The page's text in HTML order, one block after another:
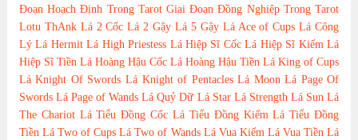
Đoạn Hoạch Định Trong Tarot Giai Đoạn Đồng Nghiệp Trong Tarot
Lotu ThAnk Lá 2 Cốc Lá 2 Gậy Lá 5 Gậy Lá Ace of Cups Lá Công
Lý Lá Hermit Lá High Priestess Lá Hiệp Sĩ Cốc Lá Hiệp Sĩ Kiếm Lá
Hiệp Sĩ Tiền Lá Hoàng Hậu Cốc Lá Hoàng Hậu Tiền Lá King of Cups
Lá Knight Of Swords Lá Knight of Pentacles Lá Moon Lá Page Of
Swords Lá Page of Wands Lá Quỷ Dữ Lá Star Lá Strength Lá Sun Lá
The Chariot Lá Tiểu Đồng Cốc Lá Tiểu Đồng Kiếm Lá Tiểu Đồng
Tiền Lá Two of Cups Lá Two of Wands Lá Vua Kiếm Lá Vua Tiền Lá